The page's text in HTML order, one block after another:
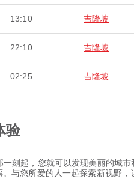
13:10 吉隆坡
22:10 吉隆坡
02:25 吉隆坡
验
刻起，您就可以发现美丽的城
与您所爱的人一起探索新视野，